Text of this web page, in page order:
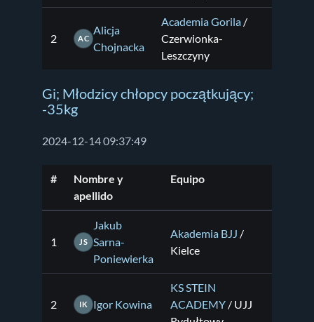
2 AC
Alicja
Chojnacka
Academia Gorila /
Czerwionka-
Leszczyny
Gi; Młodzicy chłopcy początkujący;
-35kg
2024-12-14 09:37:49
#
Nombre y
apellido
Equipo
1 JS
Jakub
Sarna-
Poniewierka
Akademia BJJ /
Kielce
2 IK Igor Kowina
KS STEIN
ACADEMY / UJJ